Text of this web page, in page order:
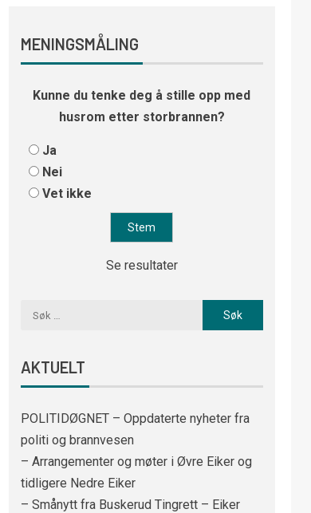
MENINGSMÅLING
Kunne du tenke deg å stille opp med
husrom etter storbrannen?
Ja
Nei
Vet ikke
Se resultater
AKTUELT
POLITIDØGNET – Oppdaterte nyheter fra
politi og brannvesen
– Arrangementer og møter i Øvre Eiker og
tidligere Nedre Eiker
– Smånytt fra Buskerud Tingrett – Eiker